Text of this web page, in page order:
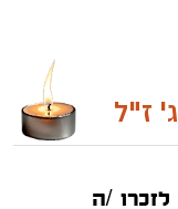
ז"ל